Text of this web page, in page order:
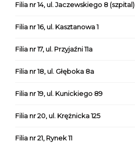
Filia nr 14, ul. Jaczewskiego 8 (szpital)
Filia nr 16, ul. Kasztanowa 1
Filia nr 17, ul. Przyjaźni 11a
Filia nr 18, ul. Głęboka 8a
Filia nr 19, ul. Kunickiego 89
Filia nr 20, ul. Krężnicka 125
Filia nr 21, Rynek 11